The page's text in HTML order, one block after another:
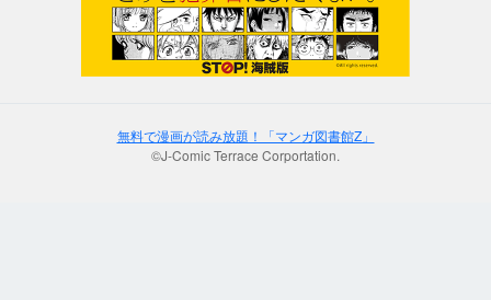
無料で漫画が読み放題！「マンガ図書館Z」
©J-Comic Terrace Corportation.